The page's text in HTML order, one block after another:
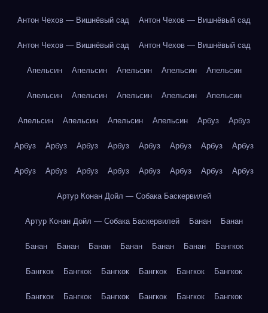
Антон Чехов — Вишнёвый сад Антон Чехов — Вишнёвый сад
Антон Чехов — Вишнёвый сад Антон Чехов — Вишнёвый сад
Апельсин Апельсин Апельсин Апельсин Апельсин
Апельсин Апельсин Апельсин Апельсин Апельсин
Апельсин Апельсин Апельсин Апельсин Арбуз Арбуз
Арбуз Арбуз Арбуз Арбуз Арбуз Арбуз Арбуз Арбуз
Арбуз Арбуз Арбуз Арбуз Арбуз Арбуз Арбуз Арбуз
Артур Конан Дойл — Собака Баскервилей
Артур Конан Дойл — Собака Баскервилей Банан Банан
Банан Банан Банан Банан Банан Банан Бангкок
Бангкок Бангкок Бангкок Бангкок Бангкок Бангкок
Бангкок Бангкок Бангкок Бангкок Бангкок Бангкок